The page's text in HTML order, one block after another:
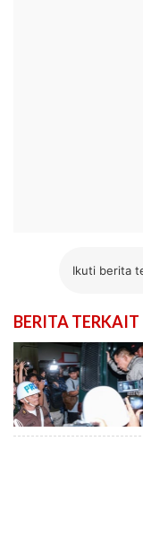
Ikuti berita
BERITA TERKAIT